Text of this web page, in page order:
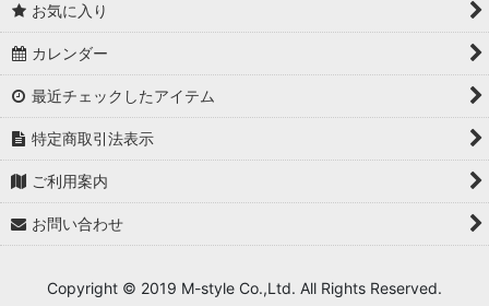
木札
キーホルダー
フラワーギフト
陶器
結婚記念日
いい夫婦の日
父の日
お気に入り
カレンダー
最近チェックしたアイテム
特定商取引法表示
ご利用案内
お問い合わせ
Copyright © 2019 M-style Co.,Ltd. All Rights Reserved.